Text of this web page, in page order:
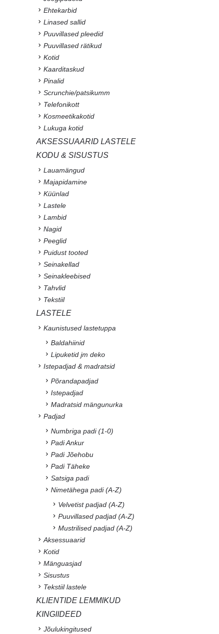
Ehtekarbid
Linased sallid
Puuvillased pleedid
Puuvillased rätikud
Kotid
Kaarditaskud
Pinalid
Scrunchie/patsikumm
Telefonikott
Kosmeetikakotid
Lukuga kotid
AKSESSUAARID LASTELE
KODU & SISUSTUS
Lauamängud
Majapidamine
Küünlad
Lastele
Lambid
Nagid
Peeglid
Puidust tooted
Seinakellad
Seinakleebised
Tahvlid
Tekstiil
LASTELE
Kaunistused lastetuppa
Baldahiinid
Lipuketid jm deko
Istepadjad & madratsid
Põrandapadjad
Istepadjad
Madratsid mängunurka
Padjad
Numbriga padi (1-0)
Padi Ankur
Padi Jõehobu
Padi Täheke
Satsiga padi
Nimetähega padi (A-Z)
Velvetist padjad (A-Z)
Puuvillased padjad (A-Z)
Mustrilised padjad (A-Z)
Aksessuaarid
Kotid
Mänguasjad
Sisustus
Tekstiil lastele
KLIENTIDE LEMMIKUD
KINGIIDEED
Jõulukingitused